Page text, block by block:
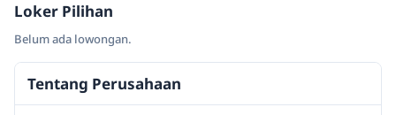
Loker Pilihan
Belum ada lowongan.
Tentang Perusahaan